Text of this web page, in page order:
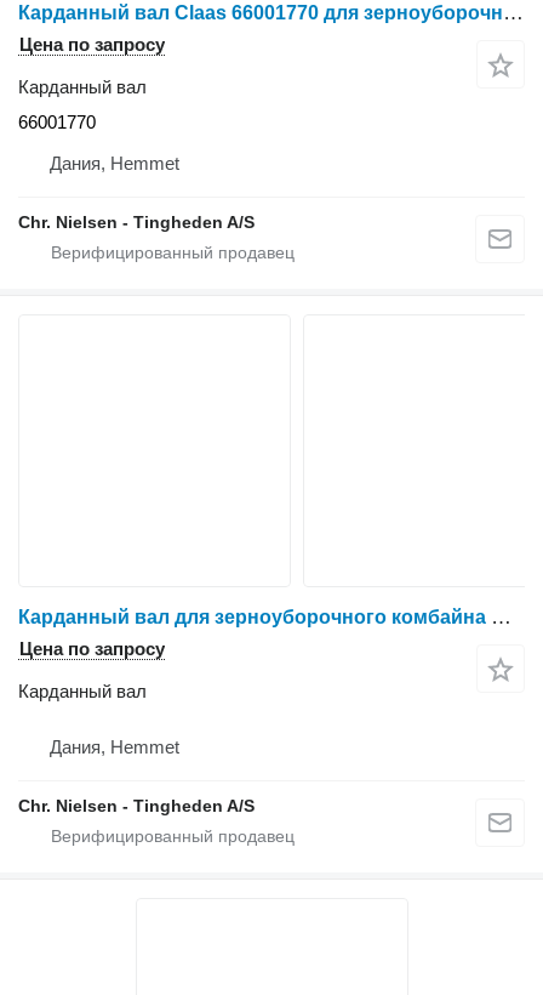
Карданный вал Claas 66001770 для зерноуборочного комбайна Claas Mercator
Цена по запросу
Карданный вал
66001770
Дания, Hemmet
Chr. Nielsen - Tingheden A/S
Карданный вал для зерноуборочного комбайна Claas Lexion 780
Цена по запросу
Карданный вал
Дания, Hemmet
Chr. Nielsen - Tingheden A/S